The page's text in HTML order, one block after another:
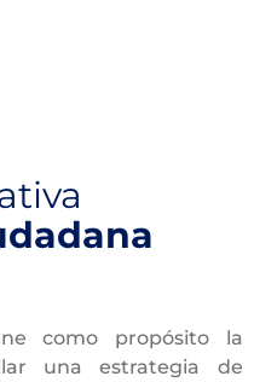
como propósito la
una estrategia de